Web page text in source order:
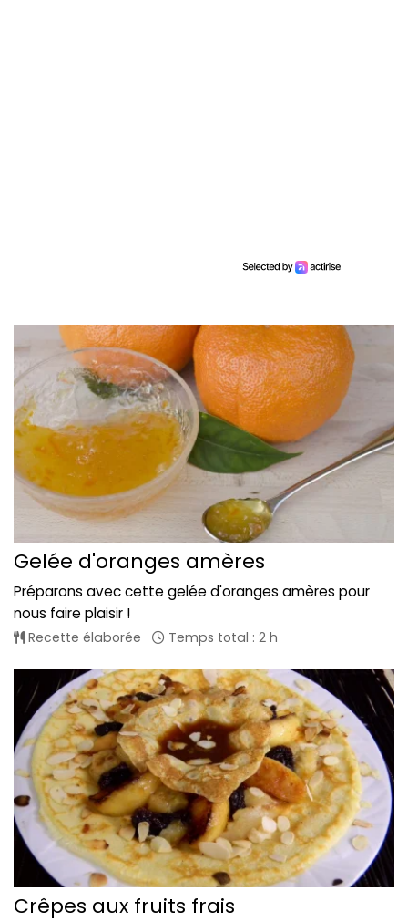
Gelée d'oranges amères
Préparons avec cette gelée d'oranges amères pour
nous faire plaisir !
Recette élaborée Temps total : 2 h
Crêpes aux fruits frais